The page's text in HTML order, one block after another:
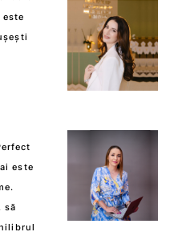
este
este
să